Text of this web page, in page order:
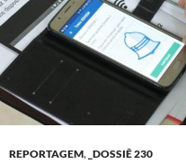
REPORTAGEM, _DOSSIÊ 230